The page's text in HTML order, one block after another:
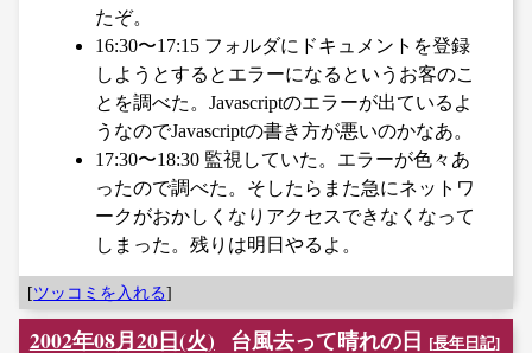
たぞ。
16:30〜17:15 フォルダにドキュメントを登録
しようとするとエラーになるというお客のこ
とを調べた。Javascriptのエラーが出ているよ
うなのでJavascriptの書き方が悪いのかなあ。
17:30〜18:30 監視していた。エラーが色々あ
ったので調べた。そしたらまた急にネットワ
ークがおかしくなりアクセスできなくなって
しまった。残りは明日やるよ。
[ツッコミを入れる]
2002年08月20日(火) 台風去って晴れの日 [長年日記]